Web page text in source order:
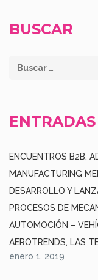
BUSCAR
ENCUENTROS B2B,
MANUFACTURING
DESARROLLO Y
PROCESOS DE
AUTOMOCIÓN –
AEROTRENDS, LAS
enero 1, 2019